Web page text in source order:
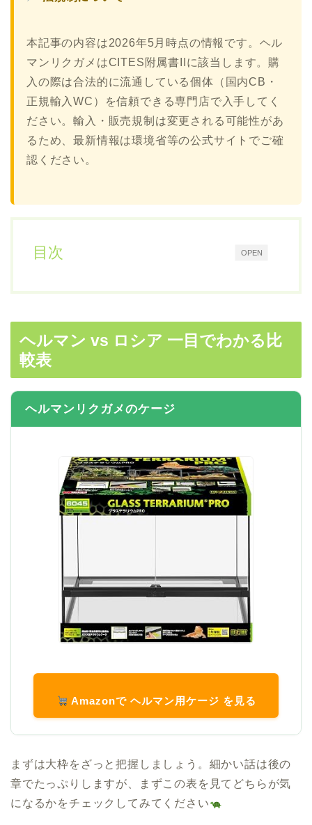
本記事の内容は2026年5月時点の情報です。ヘル
マンリクガメはCITES附属書IIに該当します。購
入の際は合法的に流通している個体（国内CB・
正規輸入WC）を信頼できる専門店で入手してく
ださい。輸入・販売規制は変更される可能性があ
るため、最新情報は環境省等の公式サイトでご確
認ください。
OPEN
目次
ヘルマン vs ロシア 一目でわかる比
較表
ヘルマンリクガメのケージ
Amazonで ヘルマン用ケージ を見る
まずは大枠をざっと把握しましょう。細かい話は後の
章でたっぷりしますが、まずこの表を見てどちらが気
になるかをチェックしてみてください